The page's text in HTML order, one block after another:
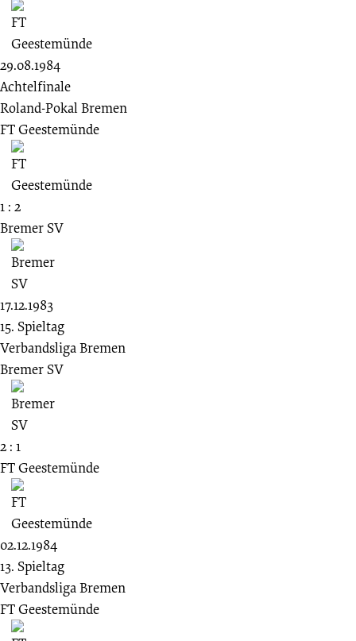
29.08.1984
Achtelfinale
Roland-Pokal Bremen
FT Geestemünde
1 : 2
Bremer SV
17.12.1983
15. Spieltag
Verbandsliga Bremen
Bremer SV
2 : 1
FT Geestemünde
02.12.1984
13. Spieltag
Verbandsliga Bremen
FT Geestemünde